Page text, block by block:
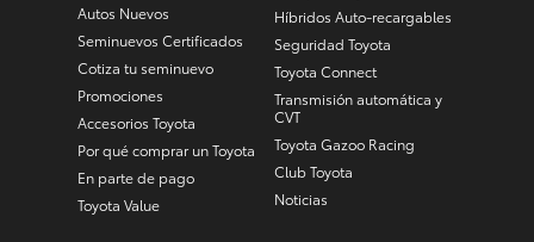
Autos Nuevos
Seminuevos Certificados
Cotiza tu seminuevo
Promociones
Accesorios Toyota
Por qué comprar un Toyota
En parte de pago
Toyota Value
Híbridos Auto-recargables
Seguridad Toyota
Toyota Connect
Transmisión automática y
CVT
Toyota Gazoo Racing
Club Toyota
Noticias